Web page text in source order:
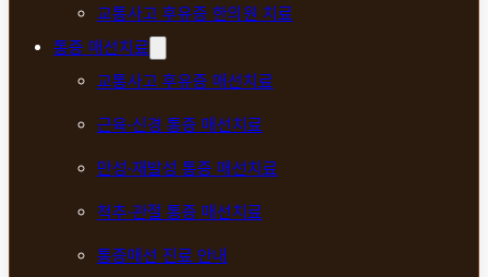
교통사고 후유증 한의원 치료
통증 매선치료
교통사고 후유증 매선치료
근육·신경 통증 매선치료
만성·재발성 통증 매선치료
척추·관절 통증 매선치료
통증매선 진료 안내